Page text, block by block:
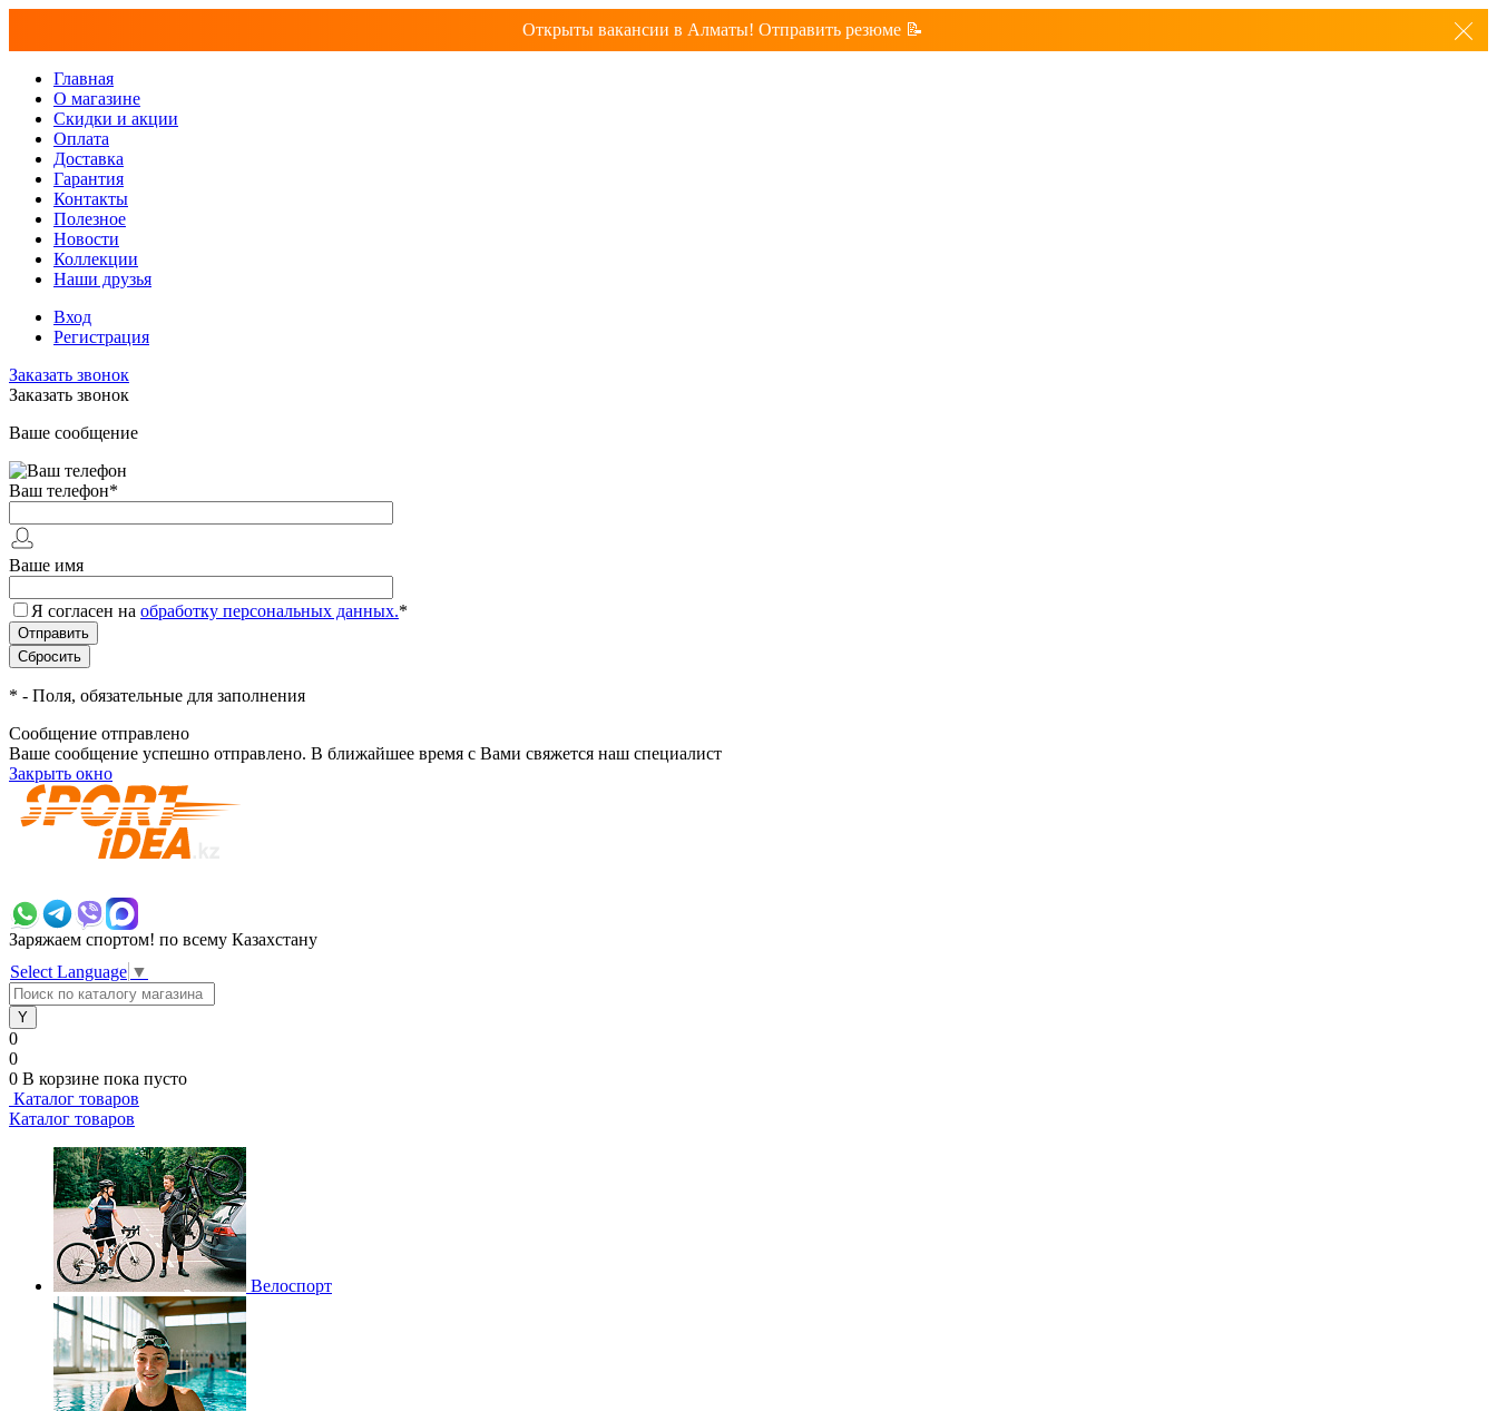
Открыты вакансии в Алматы! Отправить резюме 📝
Главная
О магазине
Скидки и акции
Оплата
Доставка
Гарантия
Контакты
Полезное
Новости
Коллекции
Наши друзья
Вход
Регистрация
Заказать звонок
Заказать звонок
Ваше сообщение
Ваш телефон*
Ваше имя
Я согласен на обработку персональных данных.*
* - Поля, обязательные для заполнения
Сообщение отправлено
Ваше сообщение успешно отправлено. В ближайшее время с Вами свяжется наш специалист
Закрыть окно
Заряжаем спортом! по всему Казахстану
Select Language ▼
0
0
0 В корзине пока пусто
Каталог товаров
Каталог товаров
Велоспорт